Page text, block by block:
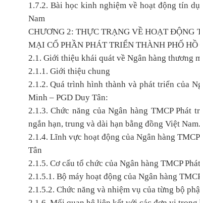
1.7.2. Bài học kinh nghiệm về hoạt động tín
Nam
CHƯƠNG 2: THỰC TRẠNG VỀ HOẠT
MẠI CỔ PHẦN PHÁT TRIỂN THÀNH PHỐ
2.1. Giới thiệu khái quát về Ngân hàng thương
2.1.1. Giới thiệu chung
2.1.2. Quá trình hình thành và phát triển của
Minh – PGD Duy Tân:
2.1.3. Chức năng của Ngân hàng TMCP
ngắn hạn, trung và dài hạn bằng đồng Việt Nam.
2.1.4. Lĩnh vực hoạt động của Ngân hàng
Tân
2.1.5. Cơ cấu tổ chức của Ngân hàng TMCP
2.1.5.1. Bộ máy hoạt động của Ngân hàng
2.1.5.2. Chức năng và nhiệm vụ của từng bộ